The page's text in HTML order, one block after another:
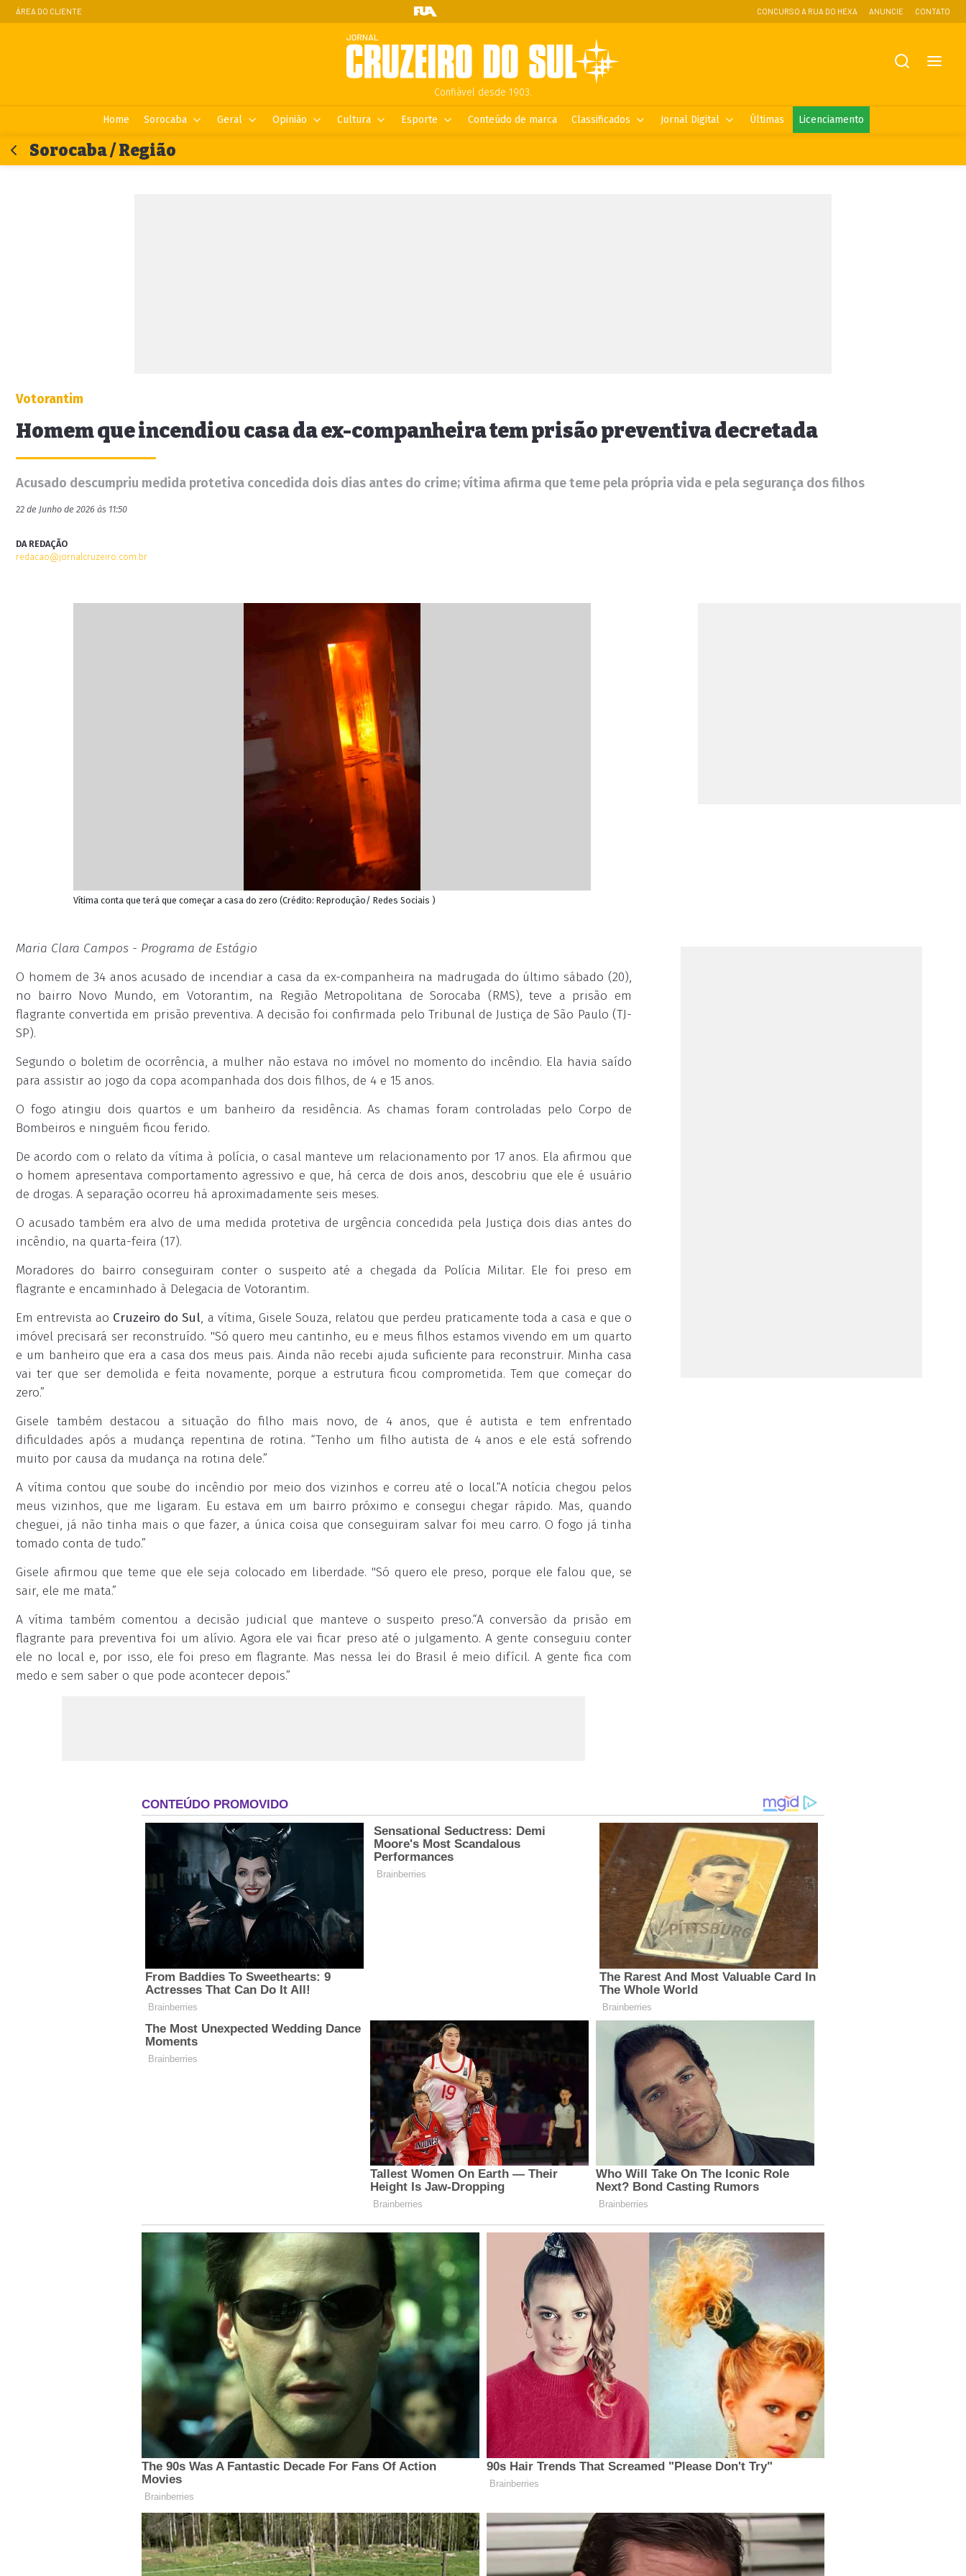
ÁREA DO CLIENTE CONCURSO A RUA DO HEXA ANUNCIE CONTATO
Confiável desde 1903.
Home Sorocaba Geral Opinião Cultura Esporte Conteúdo de marca Classificados Jornal Digital Últimas Licenciamento
Sorocaba / Região
Votorantim
Homem que incendiou casa da ex-companheira tem prisão preventiva decretada
Acusado descumpriu medida protetiva concedida dois dias antes do crime; vítima afirma que teme pela própria vida e pela segurança dos filhos
22 de Junho de 2026 às 11:50
DA REDAÇÃO
redacao@jornalcruzeiro.com.br
Vítima conta que terá que começar a casa do zero (Crédito: Reprodução/ Redes Sociais )
Maria Clara Campos - Programa de Estágio
O homem de 34 anos acusado de incendiar a casa da ex-companheira na madrugada do último sábado (20),
no bairro Novo Mundo, em Votorantim, na Região Metropolitana de Sorocaba (RMS), teve a prisão em
flagrante convertida em prisão preventiva. A decisão foi confirmada pelo Tribunal de Justiça de São Paulo (TJ-
SP).
Segundo o boletim de ocorrência, a mulher não estava no imóvel no momento do incêndio. Ela havia saído
para assistir ao jogo da copa acompanhada dos dois filhos, de 4 e 15 anos.
O fogo atingiu dois quartos e um banheiro da residência. As chamas foram controladas pelo Corpo de
Bombeiros e ninguém ficou ferido.
De acordo com o relato da vítima à polícia, o casal manteve um relacionamento por 17 anos. Ela afirmou que
o homem apresentava comportamento agressivo e que, há cerca de dois anos, descobriu que ele é usuário
de drogas. A separação ocorreu há aproximadamente seis meses.
O acusado também era alvo de uma medida protetiva de urgência concedida pela Justiça dois dias antes do
incêndio, na quarta-feira (17).
Moradores do bairro conseguiram conter o suspeito até a chegada da Polícia Militar. Ele foi preso em
flagrante e encaminhado à Delegacia de Votorantim.
Em entrevista ao Cruzeiro do Sul, a vítima, Gisele Souza, relatou que perdeu praticamente toda a casa e que o
imóvel precisará ser reconstruído. "Só quero meu cantinho, eu e meus filhos estamos vivendo em um quarto
e um banheiro que era a casa dos meus pais. Ainda não recebi ajuda suficiente para reconstruir. Minha casa
vai ter que ser demolida e feita novamente, porque a estrutura ficou comprometida. Tem que começar do
zero.”
Gisele também destacou a situação do filho mais novo, de 4 anos, que é autista e tem enfrentado
dificuldades após a mudança repentina de rotina. “Tenho um filho autista de 4 anos e ele está sofrendo
muito por causa da mudança na rotina dele.”
A vítima contou que soube do incêndio por meio dos vizinhos e correu até o local.“A notícia chegou pelos
meus vizinhos, que me ligaram. Eu estava em um bairro próximo e consegui chegar rápido. Mas, quando
cheguei, já não tinha mais o que fazer, a única coisa que conseguiram salvar foi meu carro. O fogo já tinha
tomado conta de tudo.”
Gisele afirmou que teme que ele seja colocado em liberdade. "Só quero ele preso, porque ele falou que, se
sair, ele me mata.”
A vítima também comentou a decisão judicial que manteve o suspeito preso.“A conversão da prisão em
flagrante para preventiva foi um alívio. Agora ele vai ficar preso até o julgamento. A gente conseguiu conter
ele no local e, por isso, ele foi preso em flagrante. Mas nessa lei do Brasil é meio difícil. A gente fica com
medo e sem saber o que pode acontecer depois.”